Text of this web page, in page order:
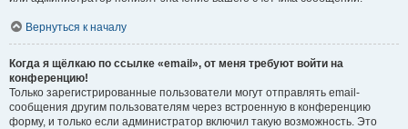
Вернуться к началу
Когда я щёлкаю по ссылке «email», от меня требуют войти на
конференцию!
Только зарегистрированные пользователи могут отправлять email-
сообщения другим пользователям через встроенную в конференцию
форму, и только если администратор включил такую возможность. Это